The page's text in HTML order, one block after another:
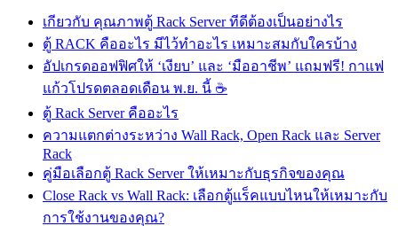
เกียวกับ คุณภาพตู้ Rack Server ทีดีต้องเป็นอย่างไร
ตู้ RACK คืออะไร มีไว้ทำอะไร เหมาะสมกับใครบ้าง
อัปเกรดออฟฟิศให้ ‘เงียบ’ และ ‘มืออาชีพ’ แถมฟรี! กาแฟ
แก้วโปรดตลอดเดือน พ.ย. นี้ ☕
ตู้ Rack Server คืออะไร
ความแตกต่างระหว่าง Wall Rack, Open Rack และ Server
Rack
คู่มือเลือกตู้ Rack Server ให้เหมาะกับธุรกิจของคุณ
Close Rack vs Wall Rack: เลือกตู้แร็คแบบไหนให้เหมาะกับ
การใช้งานของคุณ?